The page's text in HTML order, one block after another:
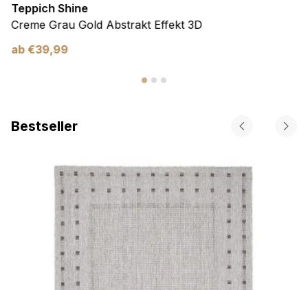
Teppich Shine
Creme Grau Gold Abstrakt Effekt 3D
ab €39,99
Bestseller